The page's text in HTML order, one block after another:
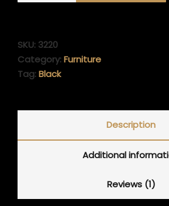
SKU: 3220
Category:Furniture
Tag:Black
Description
Additional
Reviews (1)